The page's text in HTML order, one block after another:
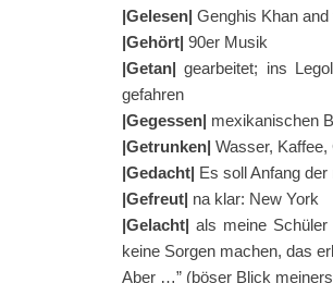
|Gelesen| Genghis Khan
|Gehört| 90er Musik
|Getan| gearbeitet; ins
gefahren
|Gegessen| mexikanischen
|Getrunken| Wasser,
|Gedacht| Es soll Anfang
|Gefreut| na klar: New York
|Gelacht|als meine
keine Sorgen machen, das
Aber …” (böser Blick